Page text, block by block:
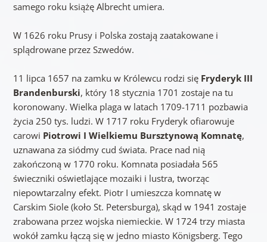
samego roku książę Albrecht umiera.
W 1626 roku Prusy i Polska zostają zaatakowane i
splądrowane przez Szwedów.
11 lipca 1657 na zamku w Królewcu rodzi się Fryderyk III
Brandenburski, który 18 stycznia 1701 zostaje na tu
koronowany. Wielka plaga w latach 1709-1711 pozbawia
życia 250 tys. ludzi. W 1717 roku Fryderyk ofiarowuje
carowi Piotrowi I Wielkiemu Bursztynową Komnatę,
uznawana za siódmy cud świata. Prace nad nią
zakończoną w 1770 roku. Komnata posiadała 565
świeczniki oświetlające mozaiki i lustra, tworząc
niepowtarzalny efekt. Piotr I umieszcza komnatę w
Carskim Siole (koło St. Petersburga), skąd w 1941 zostaje
zrabowana przez wojska niemieckie. W 1724 trzy miasta
wokół zamku łączą się w jedno miasto Königsberg. Tego